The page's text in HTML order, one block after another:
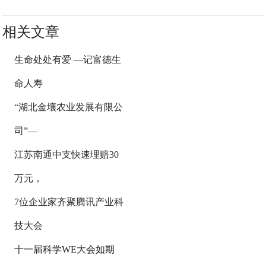
相关文章
生命处处有爱 —记富德生
命人寿
“湖北金壤农业发展有限公
司”—
江苏南通中支快速理赔30
万元，
7位企业家齐聚腾讯产业科
技大会
十一届科学WE大会如期